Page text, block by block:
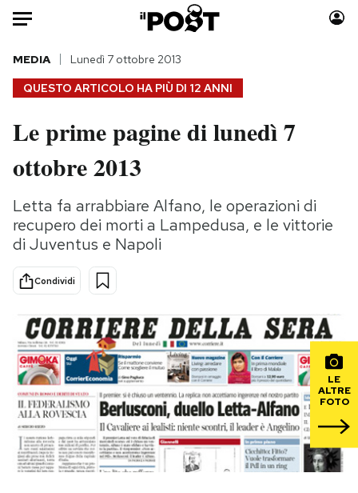
HOME
Italia
Politica
Tecnologia
Internet
Scienza
Cultura
Economia
Sport
Moda
Storie/Idee
Ok Boomer!
Mondiali calcio 2026
PODCAST
NEWSLETTER
QUESTO ARTICOLO HA PIÙ DI 12 ANNI
MEDIA Lunedì 7 ottobre 2013
Le prime pagine di lunedì 7
ottobre 2013
Letta fa arrabbiare Alfano, le operazioni di
recupero dei morti a Lampedusa, e le vittorie
di Juventus e Napoli
Condividi
LE
ALTRE
FOTO